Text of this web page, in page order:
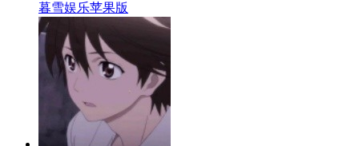
暮雪娱乐苹果版